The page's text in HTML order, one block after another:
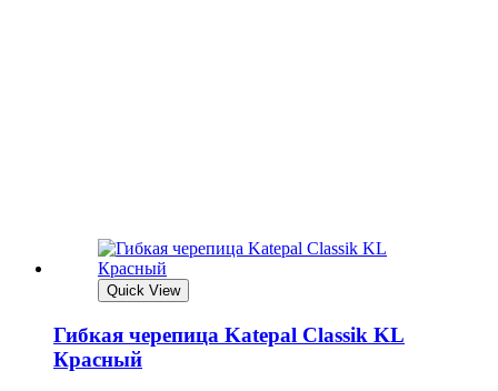
Quick View
Гибкая черепица Katepal Classik KL
Красный